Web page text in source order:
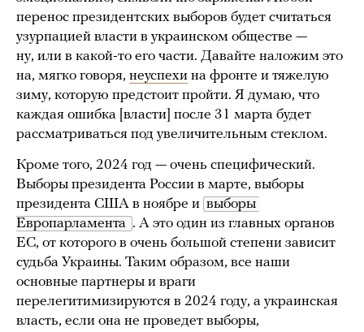
перенос президентских выборов будет считаться
узурпацией власти в украинском обществе —
ну, или в какой-то его части. Давайте наложим это
на, мягко говоря, неуспехи на фронте и тяжелую
зиму, которую предстоит пройти. Я думаю, что
каждая ошибка [власти] после 31 марта будет
рассматриваться под увеличительным стеклом.
Кроме того, 2024 год — очень специфический.
Выборы президента России в марте, выборы
президента США в ноябре и выборы
Европарламента . А это один из главных органов
ЕС, от которого в очень большой степени зависит
судьба Украины. Таким образом, все наши
основные партнеры и враги
перелегитимизируются в 2024 году, а украинская
власть, если она не проведет выборы,